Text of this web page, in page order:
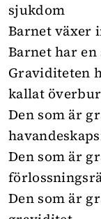
sjukdom
Barnet växer
Barnet har
Graviditeten
kallat
Den som är
Den som är
Den som är